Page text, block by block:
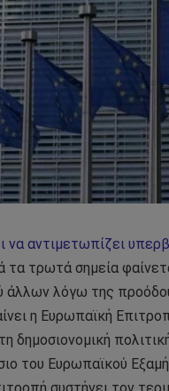
να αντιμετωπίζει
τα τρωτά σημεία
άλλων λόγω της
η Ευρωπαϊκή
δημοσιονομική
του Ευρωπαϊκού
συστήνει τον